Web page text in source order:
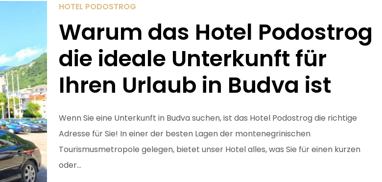
HOTEL PODOSTROG
Warum das Hotel Podostrog
die ideale Unterkunft für
Ihren Urlaub in Budva ist
Wenn Sie eine Unterkunft in Budva suchen, ist das Hotel Podostrog die richtige
Adresse für Sie! In einer der besten Lagen der montenegrinischen
Tourismusmetropole gelegen, bietet unser Hotel alles, was Sie für einen kurzen
oder...